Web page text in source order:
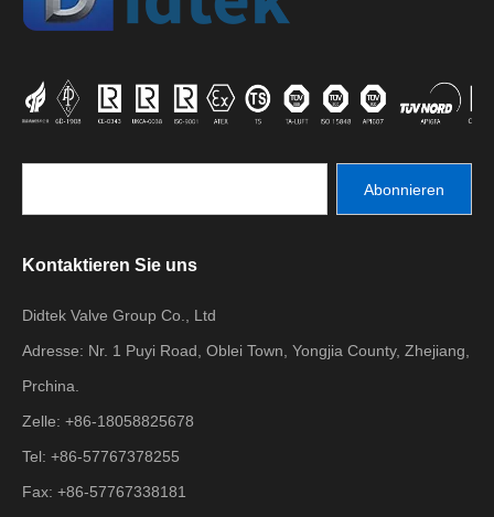
Abonnieren
Kontaktieren Sie uns
Didtek Valve Group Co., Ltd
Adresse: Nr. 1 Puyi Road, Oblei Town, Yongjia County, Zhejiang,
Prchina.
Zelle: +86-18058825678
Tel: +86-57767378255
Fax: +86-57767338181